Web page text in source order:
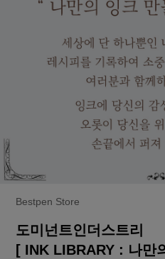
Bestpen Store
도미넌트인더스트리
[ INK LIBRARY : 나만